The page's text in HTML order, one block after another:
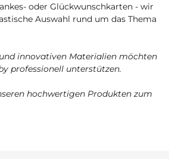
oder Glückwunschkarten - wir
Auswahl rund um das Thema
innovativen Materialien möchten
professionell unterstützen.
hochwertigen Produkten zum